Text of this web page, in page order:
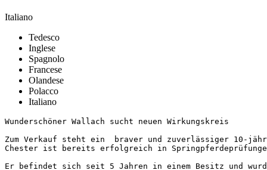
Italiano
Tedesco
Inglese
Spagnolo
Francese
Olandese
Polacco
Italiano
Wunderschöner Wallach sucht neuen Wirkungskreis
Zum Verkauf steht ein  braver und zuverlässiger 10-
Chester ist bereits erfolgreich in
Er befindet sich seit 5 Jahren in einem Besitz und